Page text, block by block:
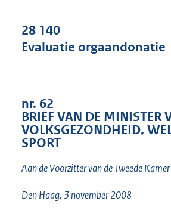
s
t
t
e
8
28 140
Evaluatie orgaandonatie
nr. 62
BRIEF VAN DE MINISTER
VOLKSGEZONDHEID,
SPORT
Aan de Voorzitter van de Tweede
Den Haag, 3 november 2008